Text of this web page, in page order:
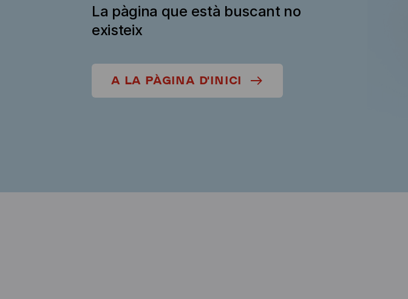
La pàgina que està buscant no
existeix
A LA PÀGINA D'INICI